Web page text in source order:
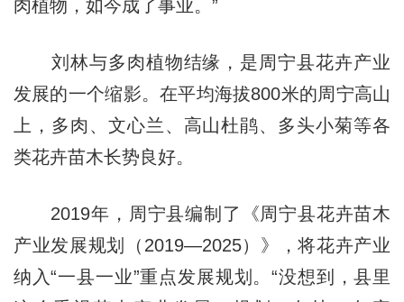
肉植物，如今成了事业。”
刘林与多肉植物结缘，是周宁县花卉产业
发展的一个缩影。在平均海拔800米的周宁高山
上，多肉、文心兰、高山杜鹃、多头小菊等各
类花卉苗木长势良好。
2019年，周宁县编制了《周宁县花卉苗木
产业发展规划（2019—2025）》，将花卉产业
纳入“一县一业”重点发展规划。“没想到，县里